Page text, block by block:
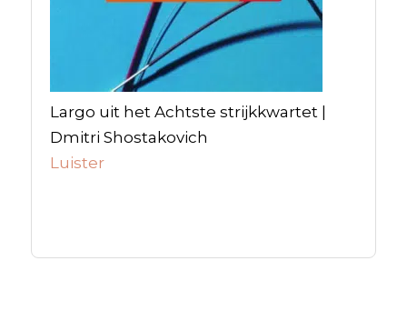
Largo uit het Achtste strijkkwartet |
Dmitri Shostakovich
Luister